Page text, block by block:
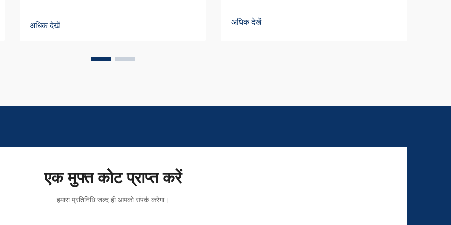
अधिक देखें अधिक देखें
एक मुफ्त कोट प्राप्त करें
हमारा प्रतिनिधि जल्द ही आपको संपर्क करेगा।